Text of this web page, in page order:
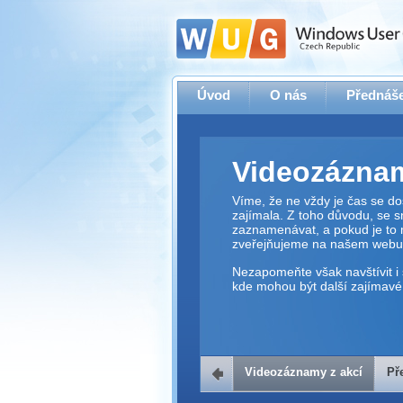
Úvod O nás
Víme, že ne vždy je čas se
zajímala. Z toho důvodu, se
zaznamenávat, a pokud je to
zveřejňujeme na našem webu.
Nezapomeňte však navštívit i
kde mohou být další zajímavé
Přehrávač
Videozáznamy z akcí